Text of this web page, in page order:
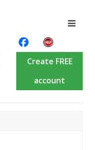
Create FREE
account